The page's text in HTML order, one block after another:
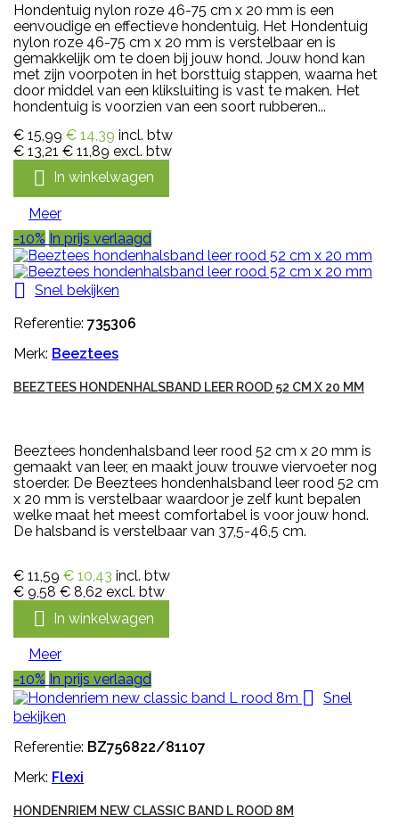
Hondentuig nylon roze 46-75 cm x 20 mm is een
eenvoudige en effectieve hondentuig. Het Hondentuig
nylon roze 46-75 cm x 20 mm is verstelbaar en is
gemakkelijk om te doen bij jouw hond. Jouw hond kan
met zijn voorpoten in het borsttuig stappen, waarna het
door middel van een kliksluiting is vast te maken. Het
hondentuig is voorzien van een soort rubberen...
€ 15,99 € 14,39 incl. btw
€ 13,21 € 11,89 excl. btw
 In winkelwagen
Meer
-10% In prijs verlaagd

Snel bekijken
Referentie: 735306
Merk: Beeztees
BEEZTEES HONDENHALSBAND LEER ROOD 52 CM X 20 MM
Beeztees hondenhalsband leer rood 52 cm x 20 mm is
gemaakt van leer, en maakt jouw trouwe viervoeter nog
stoerder. De Beeztees hondenhalsband leer rood 52 cm
x 20 mm is verstelbaar waardoor je zelf kunt bepalen
welke maat het meest comfortabel is voor jouw hond.
De halsband is verstelbaar van 37,5-46,5 cm.
€ 11,59 € 10,43 incl. btw
€ 9,58 € 8,62 excl. btw
 In winkelwagen
Meer
-10% In prijs verlaagd

Snel
bekijken
Referentie: BZ756822/81107
Merk: Flexi
HONDENRIEM NEW CLASSIC BAND L ROOD 8M